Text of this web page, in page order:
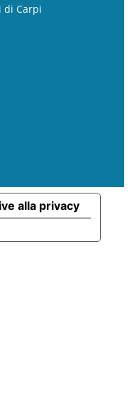
di Carpi
alla privacy